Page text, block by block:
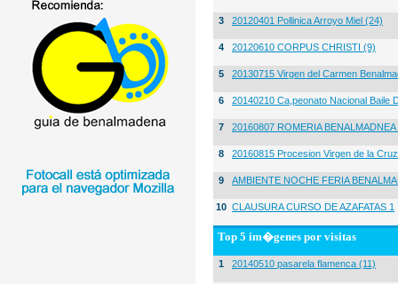
3 20120401 Pollinica Arroyo Miel (24)
4 20120610 CORPUS CHRISTI (9)
5 20130715 Virgen del Carmen
6 20140210 Ca,peonato Nacional Baile
7 20160807 ROMERIA
8 20160815 Procesion Virgen de la
9 AMBIENTE NOCHE FERIA
10 CLAUSURA CURSO DE AZAFATAS 1
Top 5 im�genes por visitas
1 20140510 pasarela flamenca (11)